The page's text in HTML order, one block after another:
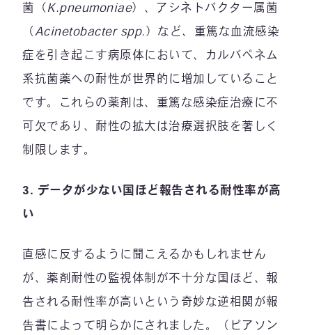
菌（ K.pneumoniae）、アシネトバクター属菌
（ Acinetobacter spp. ）など、重篤な血流感染
症を引き起こす病原体において、カルバペネム
系抗菌薬への耐性が世界的に増加していること
です。これらの薬剤は、重篤な感染症治療に不
可欠であり、耐性の拡大は治療選択肢を著しく
制限します。
3. データが少ない国ほど報告される耐性率が高
い
直感に反するように聞こえるかもしれません
が、薬剤耐性の監視体制が不十分な国ほど、報
告される耐性率が高いという奇妙な逆相関が報
告書によって明らかにされました。（ピアソン